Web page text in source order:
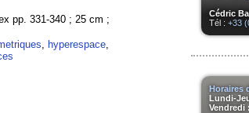
Cédric
Tél : +33
Horaires
Lundi-
Vendredi :
pp. 331-340 ; 25 cm ;
, hyperespace,